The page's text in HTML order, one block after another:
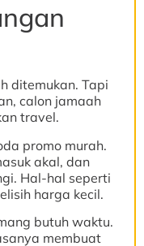
ditemukan. Tapi
calon jamaah
travel.
promo murah.
akal, dan
Hal-hal seperti
harga kecil.
butuh waktu.
membuat